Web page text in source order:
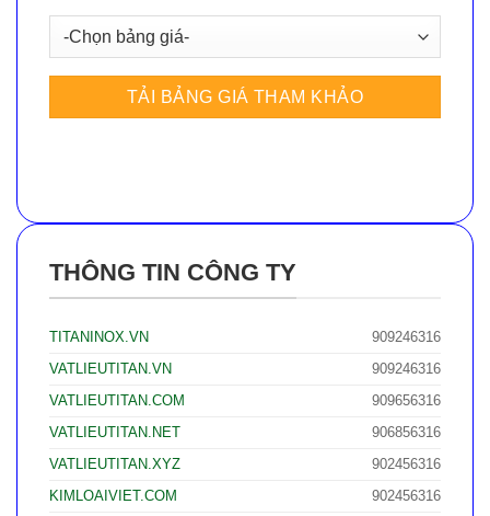
THÔNG TIN CÔNG TY
TITANINOX.VN
909246316
VATLIEUTITAN.VN
909246316
VATLIEUTITAN.COM
909656316
VATLIEUTITAN.NET
906856316
VATLIEUTITAN.XYZ
902456316
KIMLOAIVIET.COM
902456316